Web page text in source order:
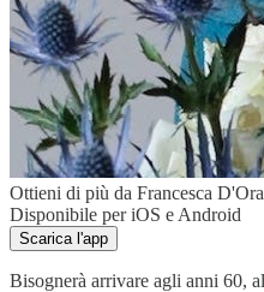
Ottieni di più da Francesca
Disponibile per iOS e Android
Scarica l'app
Bisognerà arrivare agli anni 60,